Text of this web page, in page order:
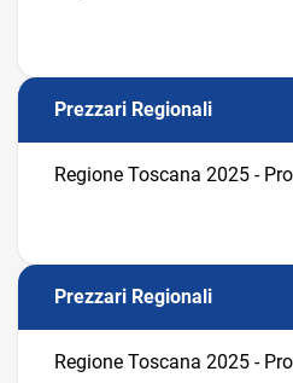
Prezzari Regionali
Regione Toscana 2025 -
Prezzari Regionali
Regione Toscana 2025 -